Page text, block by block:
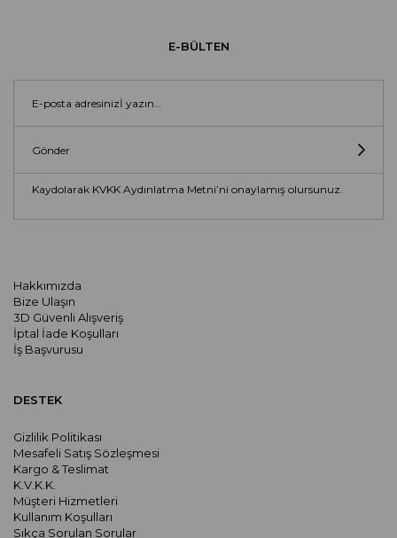
Hakkımızda
Bize Ulaşın
3D Güvenli Alışveriş
İptal İade Koşulları
İş Başvurusu
E-BÜLTEN
Gönder
Kaydolarak KVKK Aydınlatma Metni’ni onaylamış olursunuz.
DESTEK
Gizlilik Politikası
Mesafeli Satış Sözleşmesi
Kargo & Teslimat
K.V.K.K.
Müşteri Hizmetleri
Kullanım Koşulları
Sıkça Sorulan Sorular